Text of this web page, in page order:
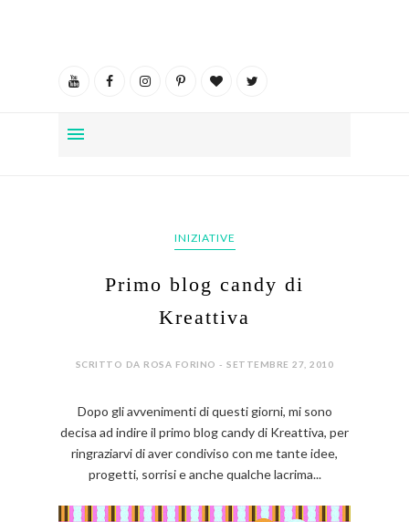
INIZIATIVE
Primo blog candy di
Kreattiva
SCRITTO DA ROSA FORINO - SETTEMBRE 27, 2010
Dopo gli avvenimenti di questi giorni, mi sono
decisa ad indire il primo blog candy di Kreattiva, per
ringraziarvi di aver condiviso con me tante idee,
progetti, sorrisi e anche qualche lacrima...